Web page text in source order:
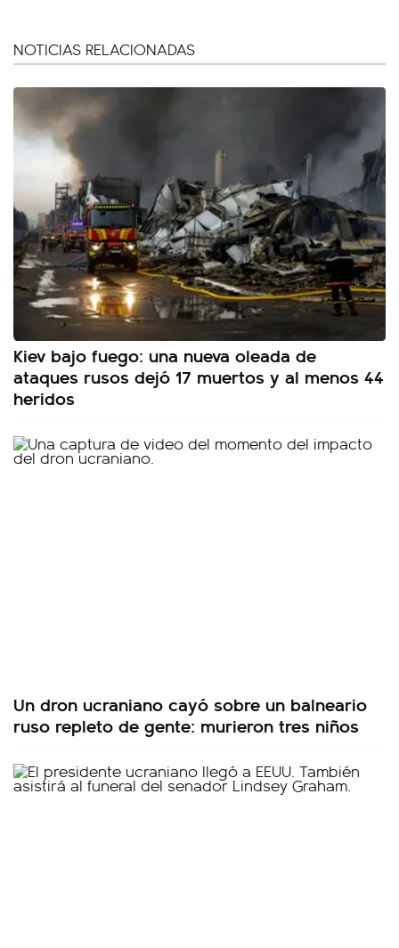
NOTICIAS RELACIONADAS
Kiev bajo fuego: una nueva oleada de
ataques rusos dejó 17 muertos y al menos 44
heridos
Un dron ucraniano cayó sobre un balneario
ruso repleto de gente: murieron tres niños